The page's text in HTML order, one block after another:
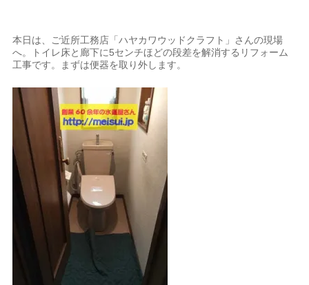
本日は、ご近所工務店「ハヤカワウッドクラフト」さんの現場
へ。トイレ床と廊下に5センチほどの段差を解消するリフォーム
工事です。まずは便器を取り外します。